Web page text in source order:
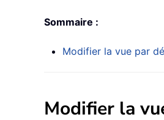
Sommaire :
Modifier la vue par
Modifier la